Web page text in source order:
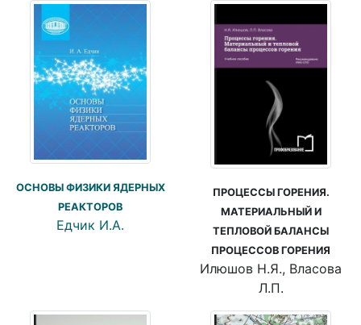
ОСНОВЫ ФИЗИКИ ЯДЕРНЫХ
РЕАКТОРОВ
Едчик И.А.
ПРОЦЕССЫ ГОРЕНИЯ.
МАТЕРИАЛЬНЫЙ И
ТЕПЛОВОЙ БАЛАНСЫ
ПРОЦЕССОВ ГОРЕНИЯ
Илюшов Н.Я., Власова
Л.П.